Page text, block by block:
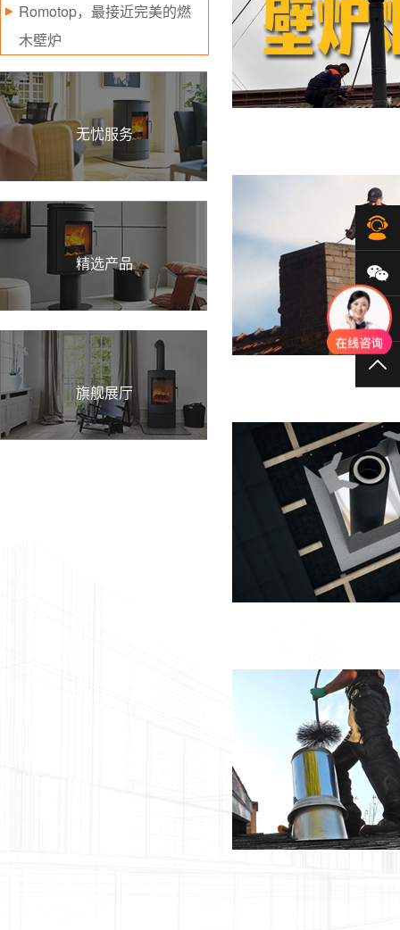
Romotop，最接近完美的燃
木壁炉
无忧服务
精选产品
旗舰展厅
在
微